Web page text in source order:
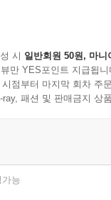
시 일반회원 50원, 마니
만 YES포인트 지급됩니
점부터 마지막 회차 주
패션 및 판매금지 상
능